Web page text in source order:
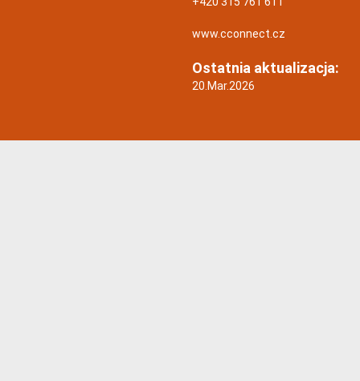
www.cconnect.cz
Ostatnia aktualizacja:
20.Mar.2026